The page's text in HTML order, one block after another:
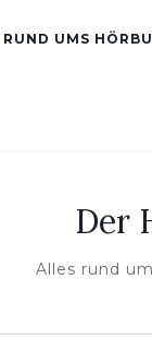
RUND UMS
Der
Alles rund